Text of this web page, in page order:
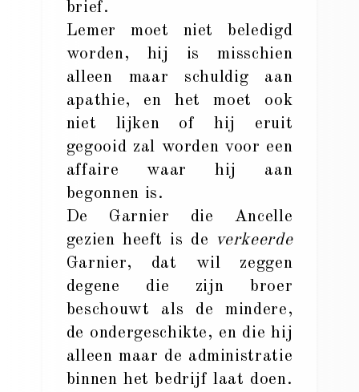
brief.
Lemer moet niet beledigd
worden, hij is misschien
alleen maar schuldig aan
apathie, en het moet ook
niet lijken of hij eruit
gegooid zal worden voor een
affaire waar hij aan
begonnen is.
De Garnier die Ancelle
gezien heeft is de verkeerde
Garnier, dat wil zeggen
degene die zijn broer
beschouwt als de mindere,
de ondergeschikte, en die hij
alleen maar de administratie
binnen het bedrijf laat doen.